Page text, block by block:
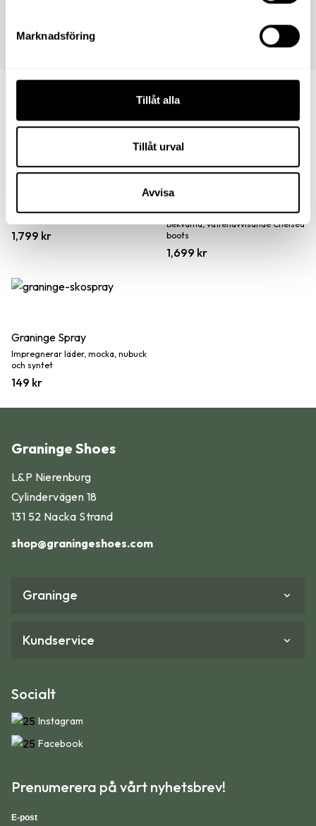
Marknadsföring
Tillåt alla
Tillåt urval
Avvisa
Du kanske också gillar
1,799 kr
Bekväma, vattenavvisande Chelsea
boots
1,699 kr
Graninge Spray
Impregnerar läder, mocka, nubuck
och syntet
149 kr
Hitta din skostorlek i 5 enkla
1. Lägg ett papper på golvet intill en vägg (utan
3. Rita en prick på pappret där längsta tån på båda
4. Avståndet från papprets kant till den prick som är
5. Mät i millimeter och använd storlekstabellen nedan
Graninge Shoes
L&P Nierenburg
Cylindervägen 18
131 52 Nacka Strand
shop@graningeshoes.com
Graninge
Kundservice
Socialt
Instagram
Facebook
Prenumerera på vårt nyhetsbrev!
E-post